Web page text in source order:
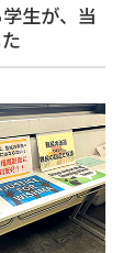
生が、当